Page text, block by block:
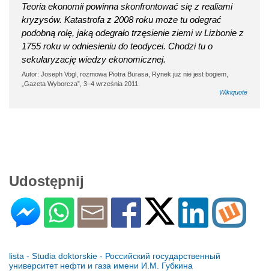
Teoria ekonomii powinna skonfrontować się z realiami
kryzysów. Katastrofa z 2008 roku może tu odegrać
podobną rolę, jaką odegrało trzęsienie ziemi w Lizbonie z
1755 roku w odniesieniu do teodycei. Chodzi tu o
sekularyzację wiedzy ekonomicznej.
Autor: Joseph Vogl, rozmowa Piotra Burasa, Rynek już nie jest bogiem,
„Gazeta Wyborcza”, 3–4 września 2011.
Wikiquote
Udostępnij
lista - Studia doktorskie - Российский государственный
университет нефти и газа имени И.М. Губкина